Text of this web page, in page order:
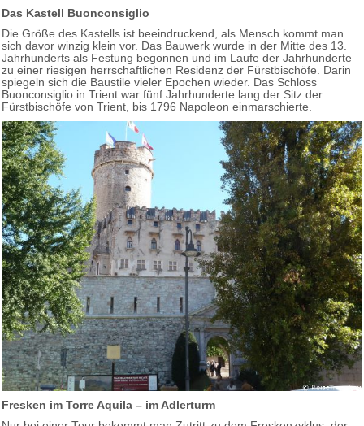
Das Kastell Buonconsiglio
Die Größe des Kastells ist beeindruckend, als Mensch kommt man
sich davor winzig klein vor. Das Bauwerk wurde in der Mitte des 13.
Jahrhunderts als Festung begonnen und im Laufe der Jahrhunderte
zu einer riesigen herrschaftlichen Residenz der Fürstbischöfe. Darin
spiegeln sich die Baustile vieler Epochen wieder. Das Schloss
Buonconsiglio in Trient war fünf Jahrhunderte lang der Sitz der
Fürstbischöfe von Trient, bis 1796 Napoleon einmarschierte.
Fresken im Torre Aquila – im Adlerturm